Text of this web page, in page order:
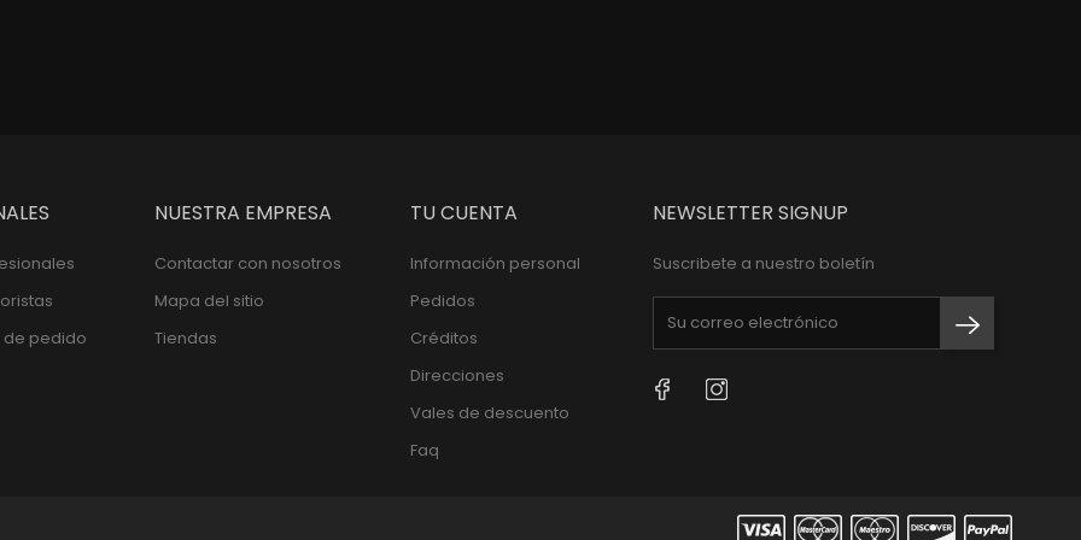
de pedido
NUESTRA EMPRESA
Contactar con nosotros
Mapa del sitio
Tiendas
TU CUENTA
Información personal
Pedidos
Créditos
Direcciones
Vales de descuento
Faq
NEWSLETTER SIGNUP
Suscribete a nuestro boletín
FacebookInstagram